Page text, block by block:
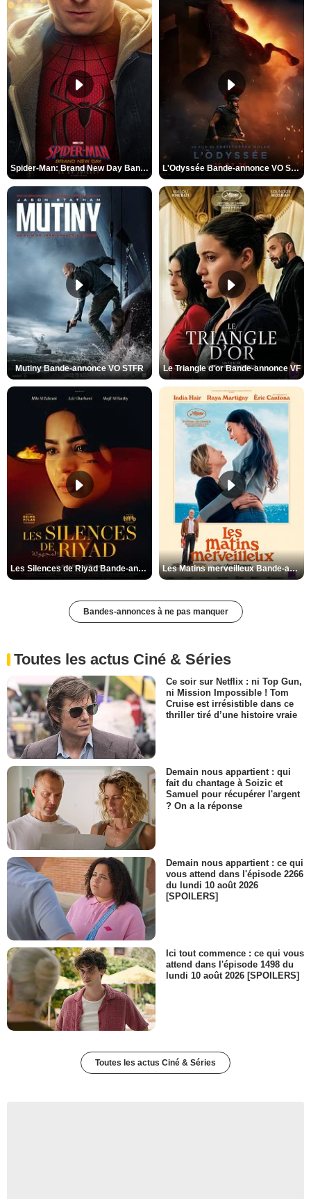
Spider-Man: Brand New Day Bande-annonce VO STFR L'Odyssée Bande-annonce VO STFR
Mutiny Bande-annonce VO STFR Le Triangle d'or Bande-annonce VF
Les Silences de Riyad Bande-annonce VO STFR Les Matins merveilleux Bande-annonce VF
Bandes-annonces à ne pas manquer
Toutes les actus Ciné & Séries
Ce soir sur Netflix : ni Top Gun,
ni Mission Impossible ! Tom
Cruise est irrésistible dans ce
thriller tiré d’une histoire vraie
Demain nous appartient : qui
fait du chantage à Soizic et
Samuel pour récupérer l'argent
? On a la réponse
Demain nous appartient : ce qui
vous attend dans l'épisode 2266
du lundi 10 août 2026
[SPOILERS]
Ici tout commence : ce qui vous
attend dans l'épisode 1498 du
lundi 10 août 2026 [SPOILERS]
Toutes les actus Ciné & Séries